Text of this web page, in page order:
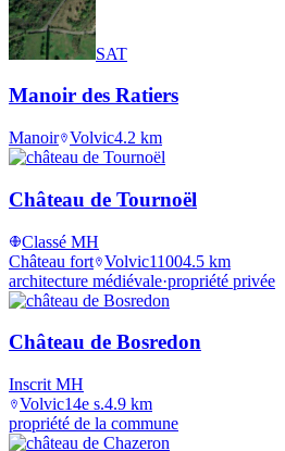
SAT
Manoir des Ratiers
Manoir Volvic4.2 km
Château de Tournoël
Classé MH
Château fort Volvic11004.5 km
architecture médiévale·propriété privée
Château de Bosredon
Inscrit MH
Volvic14e s.4.9 km
propriété de la commune